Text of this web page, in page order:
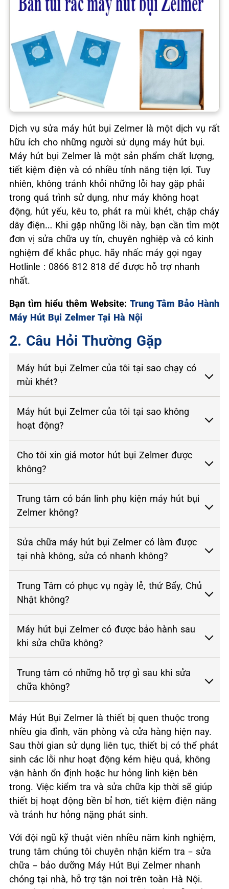
Dịch vụ sửa máy hút bụi Zelmer là một dịch vụ rất
hữu ích cho những người sử dụng máy hút bụi.
Máy hút bụi Zelmer là một sản phẩm chất lượng,
tiết kiệm điện và có nhiều tính năng tiện lợi. Tuy
nhiên, không tránh khỏi những lỗi hay gặp phải
trong quá trình sử dụng, như máy không hoạt
động, hút yếu, kêu to, phát ra mùi khét, chập cháy
dây điện… Khi gặp những lỗi này, bạn cần tìm một
đơn vị sửa chữa uy tín, chuyên nghiệp và có kinh
nghiệm để khắc phục. hãy nhấc máy gọi ngay
Hotlinle : 0866 812 818 để được hỗ trợ nhanh
nhất.
Bạn tìm hiểu thêm Website: Trung Tâm Bảo Hành
Máy Hút Bụi Zelmer Tại Hà Nội
2. Câu Hỏi Thường Gặp
Máy hút bụi Zelmer của tôi tại sao chạy có
mùi khét?
Máy hút bụi Zelmer của tôi tại sao không
hoạt động?
Cho tôi xin giá motor hút bụi Zelmer được
không?
Trung tâm có bán linh phụ kiện máy hút bụi
Zelmer không?
Sửa chữa máy hút bụi Zelmer có làm được
tại nhà không, sửa có nhanh không?
Trung Tâm có phục vụ ngày lễ, thứ Bẩy, Chủ
Nhật không?
Máy hút bụi Zelmer có được bảo hành sau
khi sửa chữa không?
Trung tâm có những hỗ trợ gì sau khi sửa
chữa không?
Máy Hút Bụi Zelmer là thiết bị quen thuộc trong
nhiều gia đình, văn phòng và cửa hàng hiện nay.
Sau thời gian sử dụng liên tục, thiết bị có thể phát
sinh các lỗi như hoạt động kém hiệu quả, không
vận hành ổn định hoặc hư hỏng linh kiện bên
trong. Việc kiểm tra và sửa chữa kịp thời sẽ giúp
thiết bị hoạt động bền bỉ hơn, tiết kiệm điện năng
và tránh hư hỏng nặng phát sinh.
Với đội ngũ kỹ thuật viên nhiều năm kinh nghiệm,
trung tâm chúng tôi chuyên nhận kiểm tra – sửa
chữa – bảo dưỡng Máy Hút Bụi Zelmer nhanh
chóng tại nhà, hỗ trợ tận nơi trên toàn Hà Nội.